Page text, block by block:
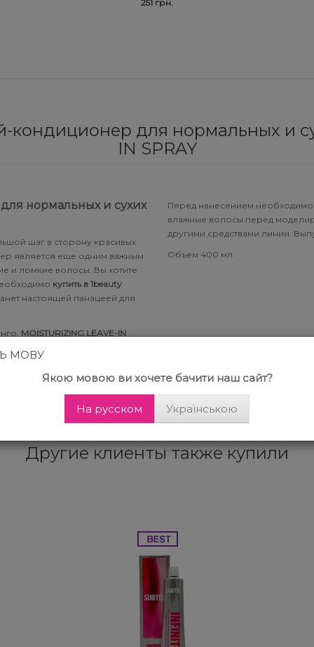
251 грн.
для нормальных и
IN SPRAY
нормальных и сухих
шаг в сторону красивых
является еще одним важным
и ломкие волосы. Вы хотите
купить в 1beauty
настоящей панацеей для
MOISTURIZING LEAVE-IN
действие. В
будут мягче, эластичней,
блеск и легкость
восстанавливая его изнутри.
Перед нанесением необходимо
влажные волосы перед
другими средствами линии.
Объем 400 мл.
Другие клиенты также купили
МОВУ
Якою мовою ви хочете бачити наш сайт?
На русском Українською